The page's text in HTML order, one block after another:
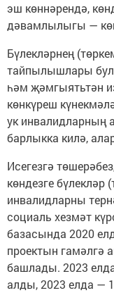
эш көннәрендә,
дәвамлылыгы —
Бүлекләрнең
тайпылышлары
һәм җәмгыятьтән
көнкүреш
ук инвалидларның
барлыкка килә,
Исегезгә
көндезге бүлекләр
инвалидларны
социаль хезмәт
базасында 2020
проектын
башлады. 2023
алды, 2023 елда —